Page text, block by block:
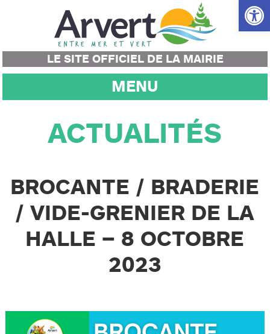
Ouvrir
LE SITE OFFICIEL DE LA MAIRIE
MENU
ACTUALITÉS
BROCANTE / BRADERIE
/ VIDE-GRENIER DE LA
HALLE – 8 OCTOBRE
2023